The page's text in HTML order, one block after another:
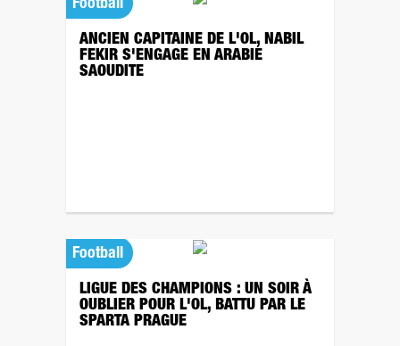
Football
ANCIEN CAPITAINE DE L'OL, NABIL
FEKIR S'ENGAGE EN ARABIE
SAOUDITE
Football
LIGUE DES CHAMPIONS : UN SOIR À
OUBLIER POUR L'OL, BATTU PAR LE
SPARTA PRAGUE